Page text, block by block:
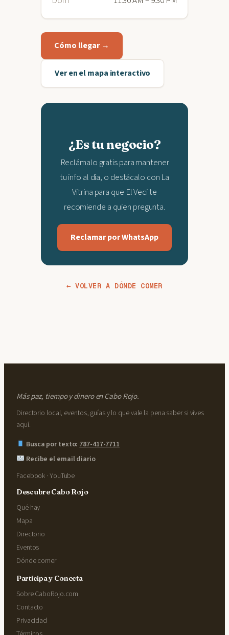
Cómo llegar →
Ver en el mapa interactivo
¿Es tu negocio?
Reclámalo gratis para mantener
tu info al día, o destácalo con La
Vitrina para que El Veci te
recomiende a quien pregunta.
Reclamar por WhatsApp
← VOLVER A DÓNDE COMER
Más paz, tiempo y dinero en Cabo Rojo.
Directorio local, eventos, guías y lo que vale la pena saber si vives
aquí.
Busca por texto: 787-417-7711
Recibe el email diario
Facebook · YouTube
Descubre Cabo Rojo
Qué hay
Mapa
Directorio
Eventos
Dónde comer
Participa y Conecta
Sobre CaboRojo.com
Contacto
Privacidad